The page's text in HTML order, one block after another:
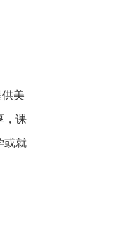
美
，课
或就